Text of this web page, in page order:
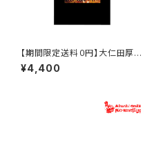
【期間限定送料０円】大仁田厚オ
フィシャルTシャツ2026 vol.1
¥4,400